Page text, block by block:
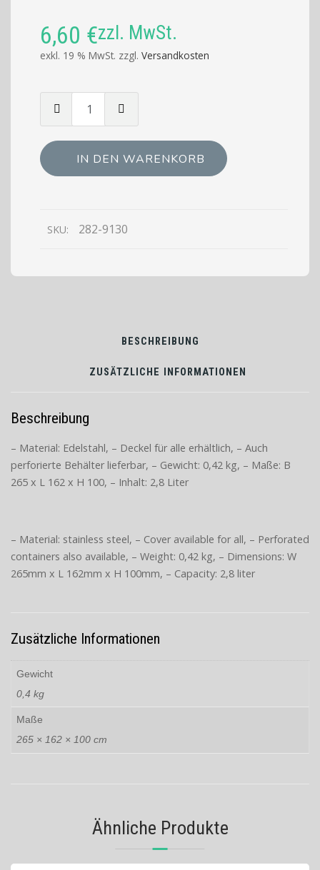
6,60 €zzl. MwSt.
exkl. 19 % MwSt. zzgl. Versandkosten
von
LINE
Gastronormbehälter
100mm
IN DEN WARENKORB
SKU: 282-9130
BESCHREIBUNG
ZUSÄTZLICHE INFORMATIONEN
Beschreibung
– Material: Edelstahl, – Deckel für alle erhältlich, – Auch
perforierte Behälter lieferbar, – Gewicht: 0,42 kg, – Maße: B
265 x L 162 x H 100, – Inhalt: 2,8 Liter
– Material: stainless steel, – Cover available for all, – Perforated
containers also available, – Weight: 0,42 kg, – Dimensions: W
265mm x L 162mm x H 100mm, – Capacity: 2,8 liter
Zusätzliche Informationen
Gewicht
0,4 kg
Maße
265 × 162 × 100 cm
Ähnliche Produkte